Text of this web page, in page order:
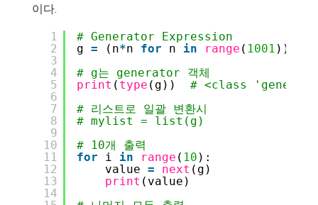
이다.
1
2
3
4
5
6
7
8
9
10
11
12
13
14
# Generator Expression
g = (n*n for n in range ( 1001 ))
# g는 generator 객체
print ( type (g)) # <class
# 리스트로 일괄 변환시
# mylist = list(g)
# 10개 출력
for
i in range ( 10 ):
value = next (g)
print (value)